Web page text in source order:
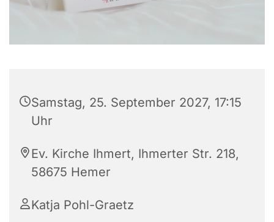
Samstag, 25. September 2027, 17:15
Uhr
Ev. Kirche Ihmert, Ihmerter Str. 218,
58675 Hemer
Katja Pohl-Graetz